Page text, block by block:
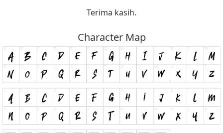
Terima kasih.
Character Map